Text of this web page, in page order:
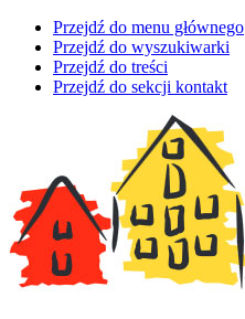
Przejdź do menu głównego
Przejdź do wyszukiwarki
Przejdź do treści
Przejdź do sekcji kontakt